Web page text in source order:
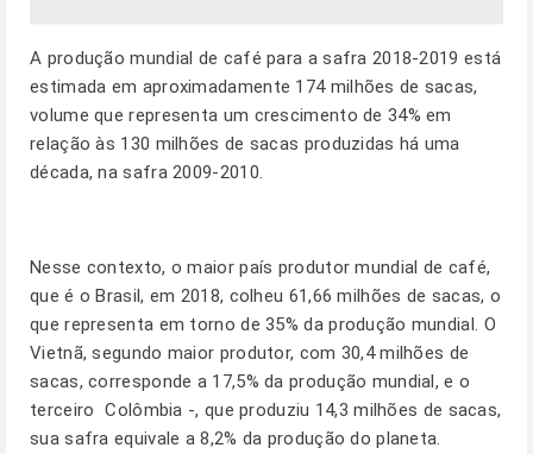
A produção mundial de café para a safra 2018-2019 está
estimada em aproximadamente 174 milhões de sacas,
volume que representa um crescimento de 34% em
relação às 130 milhões de sacas produzidas há uma
década, na safra 2009-2010.
Nesse contexto, o maior país produtor mundial de café,
que é o Brasil, em 2018, colheu 61,66 milhões de sacas, o
que representa em torno de 35% da produção mundial. O
Vietnã, segundo maior produtor, com 30,4 milhões de
sacas, corresponde a 17,5% da produção mundial, e o
terceiro  Colômbia -, que produziu 14,3 milhões de sacas,
sua safra equivale a 8,2% da produção do planeta.